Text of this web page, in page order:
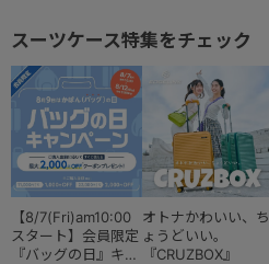
スーツケース特集をチェック
【8/7(Fri)am10:00
スタート】会員限定
『バッグの日』キャ
オトナかわいい、ち
ょうどいい。
『CRUZBOX』